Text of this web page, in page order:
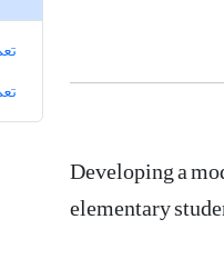
Developing a
elementary